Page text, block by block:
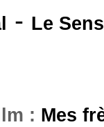
- Le
: Mes